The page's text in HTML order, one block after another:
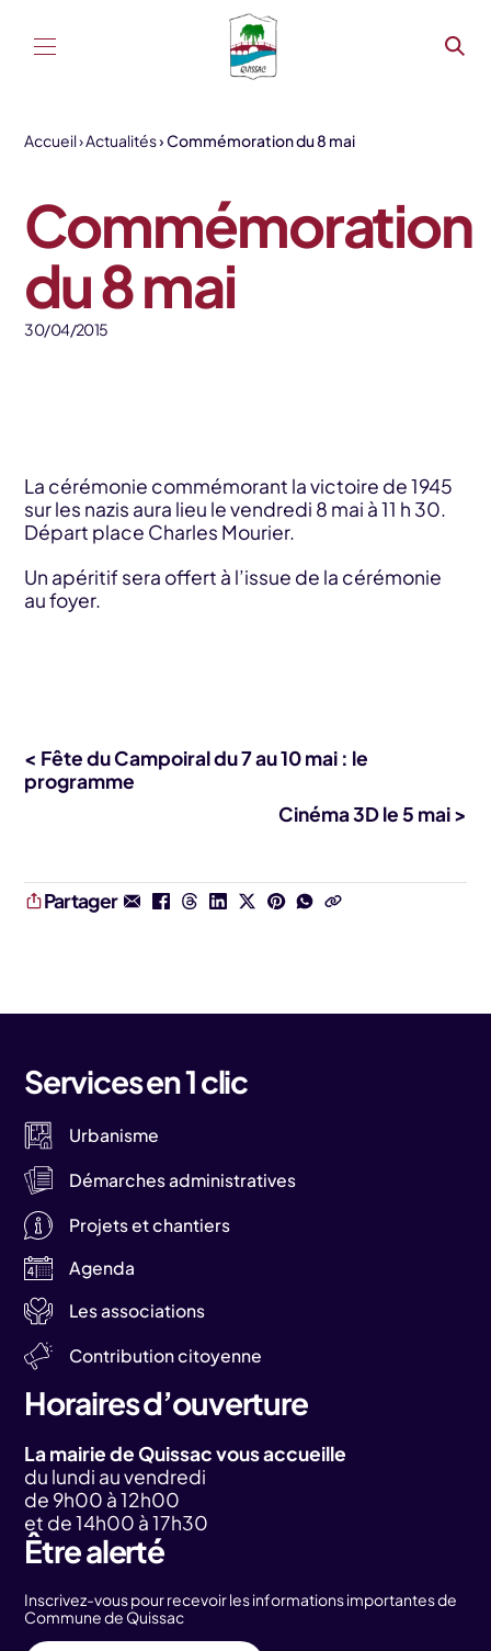
Accueil Actualités Commémoration du 8 mai
Commémoration
du 8 mai
30/04/2015
La cérémonie commémorant la victoire de 1945
sur les nazis aura lieu le vendredi 8 mai à 11 h 30.
Départ place Charles Mourier.
Un apéritif sera offert à l’issue de la cérémonie
au foyer.
< Fête du Campoiral du 7 au 10 mai : le
programme
Cinéma 3D le 5 mai >
Partager
Services en 1 clic
Urbanisme
Démarches administratives
Projets et chantiers
Agenda
Les associations
Contribution citoyenne
Horaires d’ouverture
La mairie de Quissac vous accueille
du lundi au vendredi
de 9h00 à 12h00
et de 14h00 à 17h30
Être alerté
Inscrivez-vous pour recevoir les informations importantes de
Commune de Quissac